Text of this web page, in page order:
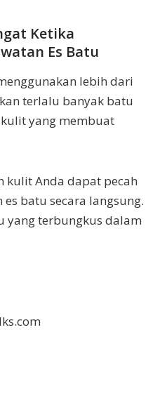
Ketika
Es Batu
lebih dari
terlalu banyak batu
yang membuat
kulit Anda dapat pecah
batu secara langsung.
yang terbungkus dalam